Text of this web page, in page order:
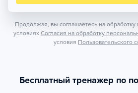
Продолжая, вы соглашаетесь на
условиях Согласия на обработку
условия Пользовательского
Бесплатный тренажер по